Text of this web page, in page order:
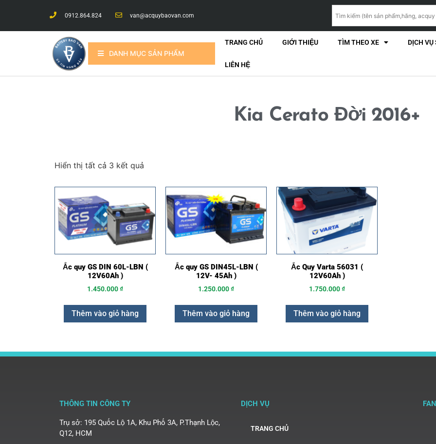
0912.864.824 van@acquybaovan.com
DANH MỤC SẢN PHẨM
TRANG CHỦ GIỚI THIỆU TÌM THEO XE DỊCH VỤ
LIÊN HỆ
Kia Cerato Đời 2016+
Hiển thị tất cả 3 kết quả
Ắc quy GS DIN 60L-LBN (
12V60Ah )
1.450.000₫
Thêm vào giỏ hàng
Ắc quy GS DIN45L-LBN (
12V- 45Ah )
1.250.000₫
Thêm vào giỏ hàng
Ắc Quy Varta 56031 (
12V60Ah )
1.750.000₫
Thêm vào giỏ hàng
THÔNG TIN CÔNG TY
Trụ sở: 195 Quốc Lộ 1A, Khu Phố 3A, P.Thạnh Lộc,
Q12, HCM
DỊCH VỤ
TRANG CHỦ